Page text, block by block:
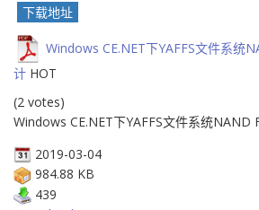
下载地址
Windows CE.NET下YAFFS文件系统
计 HOT
(2 votes)
Windows CE.NET下YAFFS文件系统NAND
2019-03-04
984.88 KB
439